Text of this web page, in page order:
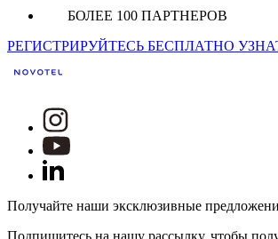
БОЛЕЕ 100 ПАРТНЕРОВ
РЕГИСТРИРУЙТЕСЬ БЕСПЛАТНО
Получайте наши эксклюзивные